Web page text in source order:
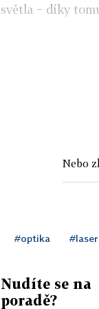
světla − díky
Nebo
#optika #laser
Nudíte se na
poradě?